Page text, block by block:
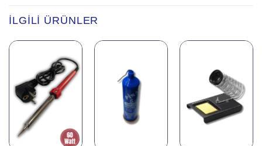
İLGILI ÜRÜNLER